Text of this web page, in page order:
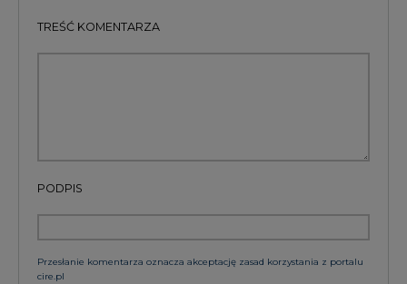
TREŚĆ KOMENTARZA
PODPIS
Przesłanie komentarza oznacza akceptację zasad korzystania z portalu
cire.pl